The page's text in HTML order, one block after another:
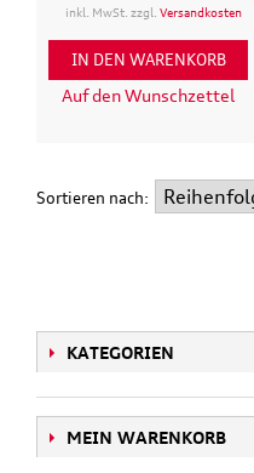
inkl. MwSt. zzgl.Versandkosten
IN DEN WARENKORB
Auf den Wunschzettel
Sortieren nach
KATEGORIEN
MEIN WARENKORB